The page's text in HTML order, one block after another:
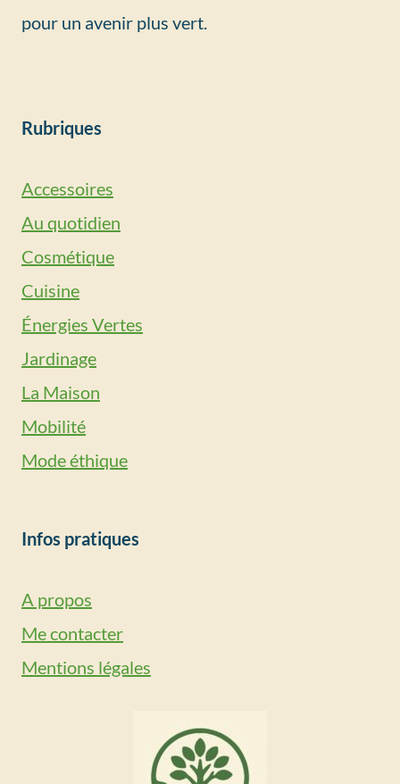
pour un avenir plus vert.
Rubriques
Accessoires
Au quotidien
Cosmétique
Cuisine
Énergies Vertes
Jardinage
La Maison
Mobilité
Mode éthique
Infos pratiques
A propos
Me contacter
Mentions légales